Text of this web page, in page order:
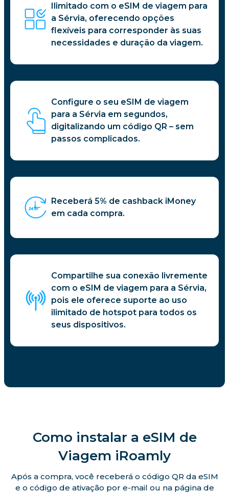
Ilimitado com o eSIM de viagem para
a Sérvia, oferecendo opções
flexíveis para corresponder às suas
necessidades e duração da viagem.
Configure o seu eSIM de viagem
para a Sérvia em segundos,
digitalizando um código QR – sem
passos complicados.
Receberá 5% de cashback iMoney
em cada compra.
Compartilhe sua conexão livremente
com o eSIM de viagem para a Sérvia,
pois ele oferece suporte ao uso
ilimitado de hotspot para todos os
seus dispositivos.
Como instalar a eSIM de
Viagem iRoamly
Após a compra, você receberá o código QR da eSIM
e o código de ativação por e-mail ou na página de